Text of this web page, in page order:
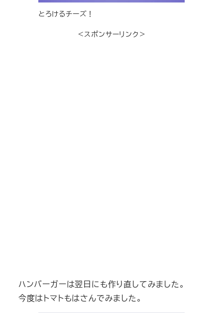
とろけるチーズ！
＜スポンサーリンク＞
ハンバーガーは翌日にも作り直してみました。
今度はトマトもはさんでみました。